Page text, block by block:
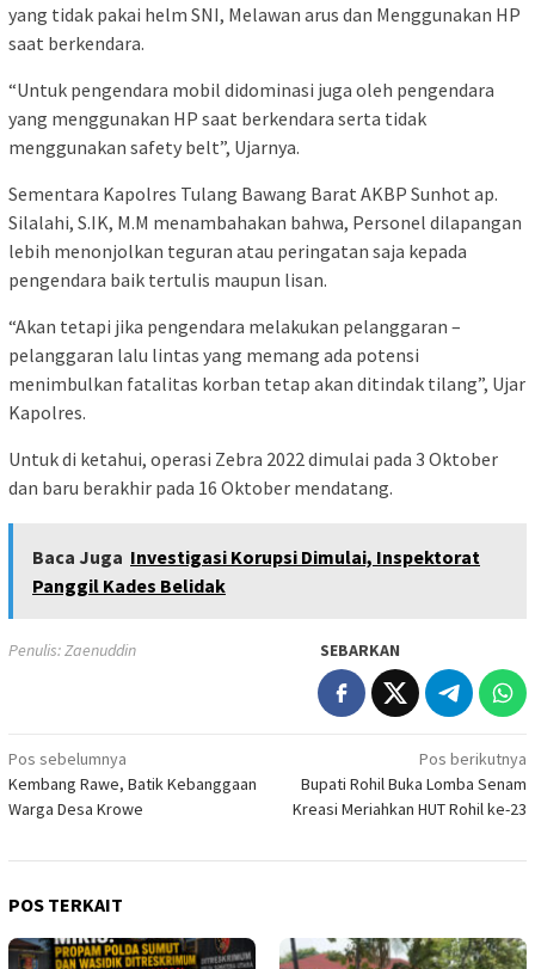
yang tidak pakai helm SNI, Melawan arus dan Menggunakan HP
saat berkendara.
“Untuk pengendara mobil didominasi juga oleh pengendara
yang menggunakan HP saat berkendara serta tidak
menggunakan safety belt”, Ujarnya.
Sementara Kapolres Tulang Bawang Barat AKBP Sunhot ap.
Silalahi, S.IK, M.M menambahakan bahwa, Personel dilapangan
lebih menonjolkan teguran atau peringatan saja kepada
pengendara baik tertulis maupun lisan.
“Akan tetapi jika pengendara melakukan pelanggaran –
pelanggaran lalu lintas yang memang ada potensi
menimbulkan fatalitas korban tetap akan ditindak tilang”, Ujar
Kapolres.
Untuk di ketahui, operasi Zebra 2022 dimulai pada 3 Oktober
dan baru berakhir pada 16 Oktober mendatang.
Baca Juga Investigasi Korupsi Dimulai, Inspektorat
Panggil Kades Belidak
Penulis: Zaenuddin SEBARKAN
Navigasi
pos
Pos sebelumnya
Kembang Rawe, Batik Kebanggaan
Warga Desa Krowe
Pos berikutnya
Bupati Rohil Buka Lomba Senam
Kreasi Meriahkan HUT Rohil ke-23
POS TERKAIT